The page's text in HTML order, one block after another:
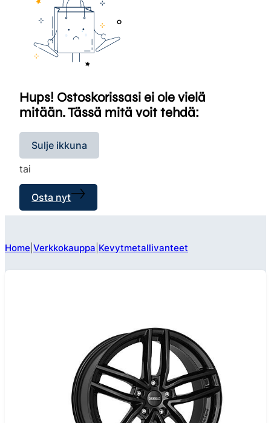
Hups! Ostoskorissasi ei ole vielä
mitään. Tässä mitä voit tehdä:
Sulje ikkuna
tai
Osta nyt
Home Verkkokauppa Kevytmetallivanteet